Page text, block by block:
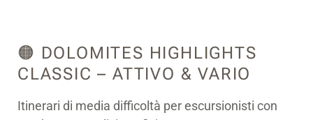
🟠 DOLOMITES HIGHLIGHTS
CLASSIC – ATTIVO & VARIO
Itinerari di media difficoltà per escursionisti con